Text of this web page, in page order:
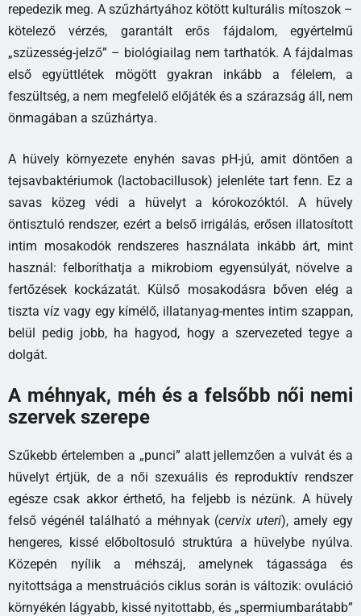
repedezik meg. A szűzhártyához kötött kulturális mítoszok –
kötelező vérzés, garantált erős fájdalom, egyértelmű
„szüzesség-jelző” – biológiailag nem tarthatók. A fájdalmas
első együttlétek mögött gyakran inkább a félelem, a
feszültség, a nem megfelelő előjáték és a szárazság áll, nem
önmagában a szűzhártya.
A hüvely környezete enyhén savas pH-jú, amit döntően a
tejsavbaktériumok (lactobacillusok) jelenléte tart fenn. Ez a
savas közeg védi a hüvelyt a kórokozóktól. A hüvely
öntisztuló rendszer, ezért a belső irrigálás, erősen illatosított
intim mosakodók rendszeres használata inkább árt, mint
használ: felboríthatja a mikrobiom egyensúlyát, növelve a
fertőzések kockázatát. Külső mosakodásra bőven elég a
tiszta víz vagy egy kímélő, illatanyag-mentes intim szappan,
belül pedig jobb, ha hagyod, hogy a szervezeted tegye a
dolgát.
A méhnyak, méh és a felsőbb női nemi
szervek szerepe
Szűkebb értelemben a „punci” alatt jellemzően a vulvát és a
hüvelyt értjük, de a női szexuális és reproduktív rendszer
egésze csak akkor érthető, ha feljebb is nézünk. A hüvely
felső végénél található a méhnyak (cervix uteri), amely egy
hengeres, kissé előboltosuló struktúra a hüvelybe nyúlva.
Közepén nyílik a méhszáj, amelynek tágassága és
nyitottsága a menstruációs ciklus során is változik: ovuláció
környékén lágyabb, kissé nyitottabb, és „spermiumbarátabb”